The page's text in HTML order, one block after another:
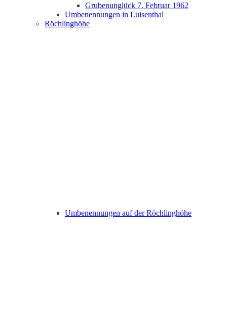
Grubenunglück 7. Februar 1962
Umbenennungen in Luisenthal
Röchlinghöhe
Umbenennungen auf der Röchlinghöhe